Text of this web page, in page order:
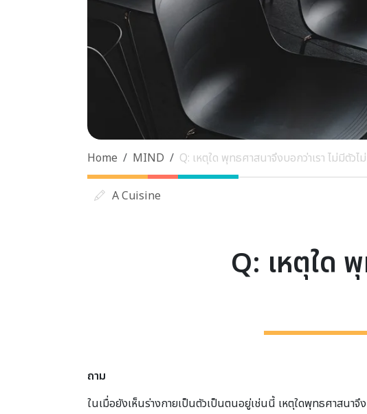
Home MIND Q: เหตุใด พุทธศาสนาจึงบอกว่าเรา ไม่มีตัวไ
A Cuisine
Q: เหตุใด
ถาม
ในเมื่อยังเห็นร่างกายเป็นตัวเป็นตนอยู่เช่นนี้ เหตุใดพุทธศาสนาจึ